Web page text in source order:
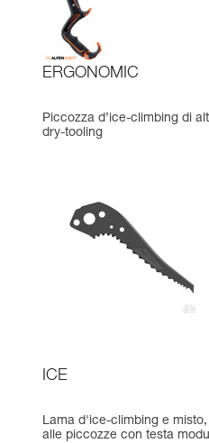
ERGONOMIC
Piccozza d’ice-climbing di
dry-tooling
ICE
Lama d'ice-climbing e
alle piccozze con testa